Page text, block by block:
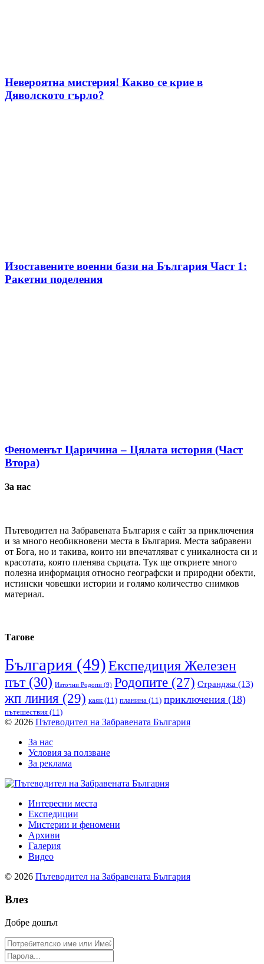
Невероятна мистерия! Какво се крие в
Дяволското гърло?
Изоставените военни бази на България Част 1:
Ракетни поделения
Феноменът Царичина – Цялата история (Част
Втора)
За нас
Пътеводител на Забравената България е сайт за приключения
и за много необикновени места в България. Места забравени
от Бога, но и такива, които ни впечатляват с уникалноста си и
красотата, която пленява сърцата. Тук ще откриете много
полезна информация относно географски и природни обекти,
истински човешки истории и голямо количество снимков
материал.
Тагове
България (49)Експедиция Железен
път(30) Източни Родопи (9) Родопите (27) Странджа (13)
жп линия (29) каяк(11) планина (11) приключения (18)
пътешествия (11)
© 2026 Пътеводител на Забравената България
За нас
Условия за ползване
За реклама
Интересни места
Експедиции
Мистерии и феномени
Архиви
Галерия
Видео
© 2026 Пътеводител на Забравената България
Влез
Добре дошъл